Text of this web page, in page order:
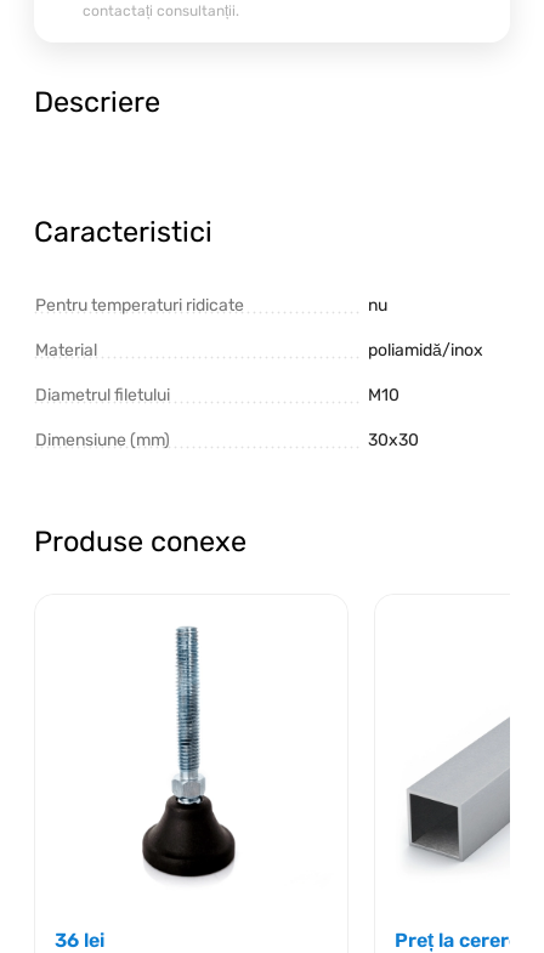
contactați consultanții.
Descriere
Caracteristici
Pentru temperaturi ridicate nu
Material poliamidă/inox
Diametrul filetului M10
Dimensiune (mm) 30x30
Produse conexe
36 lei Preț la cerere